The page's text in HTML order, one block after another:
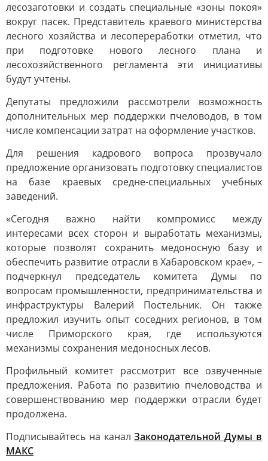
лесозаготовки и создать специальные «зоны покоя»
вокруг пасек. Представитель краевого министерства
лесного хозяйства и лесопереработки отметил, что
при подготовке нового лесного плана и
лесохозяйственного регламента эти инициативы
будут учтены.
Депутаты предложили рассмотрели возможность
дополнительных мер поддержки пчеловодов, в том
числе компенсации затрат на оформление участков.
Для решения кадрового вопроса прозвучало
предложение организовать подготовку специалистов
на базе краевых средне-специальных учебных
заведений.
«Сегодня важно найти компромисс между
интересами всех сторон и выработать механизмы,
которые позволят сохранить медоносную базу и
обеспечить развитие отрасли в Хабаровском крае», –
подчеркнул председатель комитета Думы по
вопросам промышленности, предпринимательства и
инфраструктуры Валерий Постельник. Он также
предложил изучить опыт соседних регионов, в том
числе Приморского края, где используются
механизмы сохранения медоносных лесов.
Профильный комитет рассмотрит все озвученные
предложения. Работа по развитию пчеловодства и
совершенствованию мер поддержки отрасли будет
продолжена.
Подписывайтесь на каналЗаконодательной Думы в
МАКС